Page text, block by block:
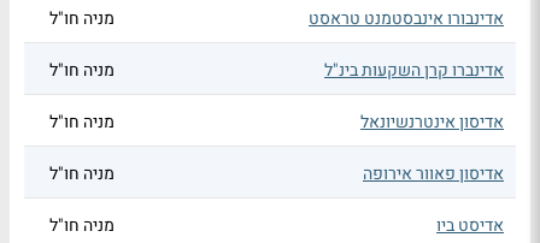
אדינבורו אינבסטמנט טראסט מניה חו"ל
אדינברו קרן השקעות בינ"ל מניה חו"ל
אדיסון אינטרנשיונאל מניה חו"ל
אדיסון פאוור אירופה מניה חו"ל
אדיסט ביו מניה חו"ל